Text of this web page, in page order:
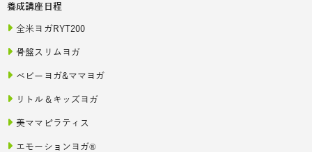
養成講座日程
全米ヨガRYT200
骨盤スリムヨガ
ベビーヨガ&ママヨガ
リトル＆キッズヨガ
美ママピラティス
エモーションヨガ®